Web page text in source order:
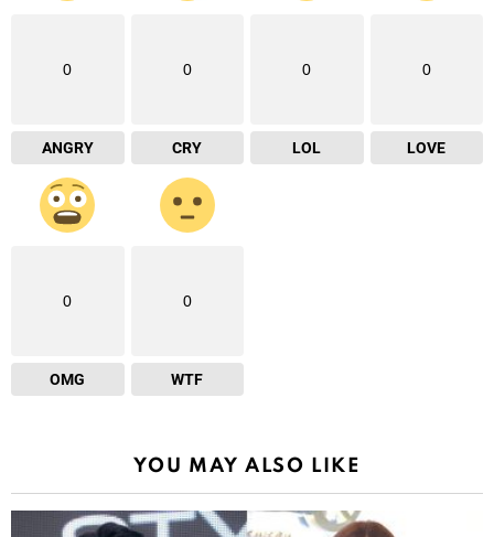
0
ANGRY
0
CRY
0
LOL
0
LOVE
0
OMG
0
WTF
YOU MAY ALSO LIKE